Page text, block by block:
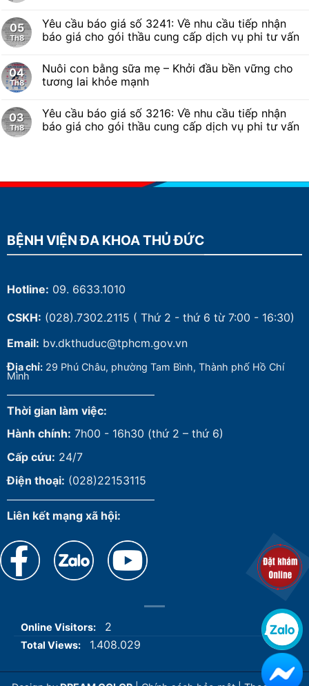
05
Th8
Yêu cầu báo giá số 3241: Về nhu cầu tiếp nhận
báo giá cho gói thầu cung cấp dịch vụ phi tư vấn
04
Th8
Nuôi con bằng sữa mẹ – Khởi đầu bền vững cho
tương lai khỏe mạnh
03
Th8
Yêu cầu báo giá số 3216: Về nhu cầu tiếp nhận
báo giá cho gói thầu cung cấp dịch vụ phi tư vấn
BỆNH VIỆN ĐA KHOA THỦ ĐỨC
Hotline: 09. 6633.1010
CSKH: (028).7302.2115 ( Thứ 2 - thứ 6 từ 7:00 - 16:30)
Email: bv.dkthuduc@tphcm.gov.vn
Địa chỉ: 29 Phú Châu, phường Tam Bình, Thành phố Hồ Chí
Minh
Thời gian làm việc:
Hành chính: 7h00 - 16h30 (thứ 2 – thứ 6)
Cấp cứu: 24/7
Điện thoại: (028)22153115
Liên kết mạng xã hội:
Online Visitors: 2
Total Views: 1.408.029